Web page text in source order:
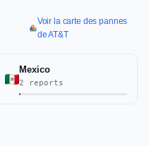
Voir la carte des pannes
de AT&T
Mexico
2 reports